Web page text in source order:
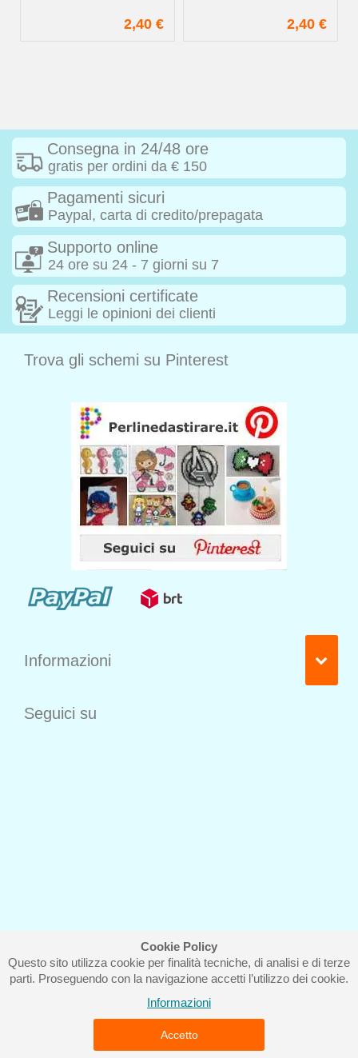
Cookie Policy
Questo sito utilizza cookie per finalità tecniche, di analisi e di terze
parti. Proseguendo con la navigazione accetti l’utilizzo dei cookie.
Informazioni
Accetto
2,40 € 2,40 €
Consegna in 24/48 ore
gratis per ordini da € 150
Pagamenti sicuri
Paypal, carta di credito/prepagata
Supporto online
24 ore su 24 - 7 giorni su 7
Recensioni certificate
Leggi le opinioni dei clienti
Trova gli schemi su Pinterest
Informazioni
Seguici su
Iscriviti alla nostra newsletter
Piccolo Mondo di Ferri Roberta - Via Carlo Pisacane 9/11 57025